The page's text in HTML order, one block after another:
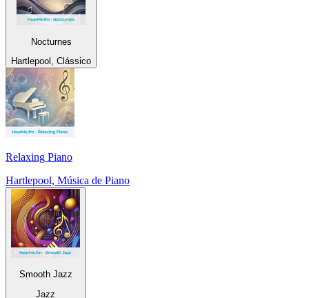
Nocturnes
Hartlepool, Clássico
Relaxing Piano
Hartlepool, Música de Piano
Smooth Jazz
Jazz